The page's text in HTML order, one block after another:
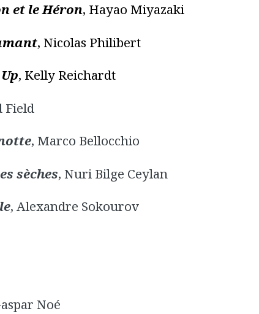
et le Héron, Hayao Miyazaki
, Nicolas Philibert
, Kelly Reichardt
Field
, Marco Bellocchio
sèches, Nuri Bilge Ceylan
, Alexandre Sokourov
Noé